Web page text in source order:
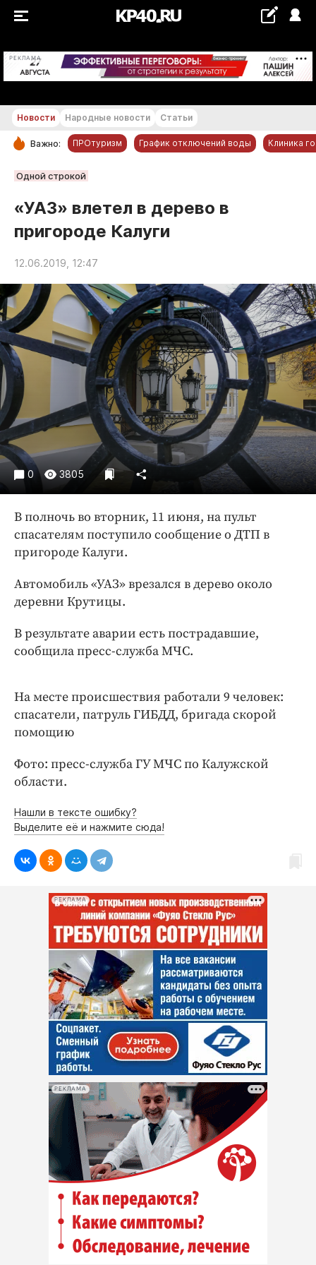
РЕКЛАМА +21...+22 °С
РУБРИКИ
Обнинск
Новости компаний
Статьи
Народные новости
Авто и транспорт
Благоустройство
Криминал
Культура
Недвижимость и ЖКХ
Образование
Общество
Погода
Праздники
Происшествия
Спорт
Экономика и бизнес
ПРОЕКТЫ
Издания
Интересное чтиво
Клиника года
Работодатель года
Новости Народные новости Статьи
Важно: ПРОтуризм График отключений воды Клиника
Одной строкой
«УАЗ» влетел в дерево в
пригороде Калуги
12.06.2019, 12:47
0 3805
В полночь во вторник, 11 июня, на пульт
спасателям поступило сообщение о ДТП в
пригороде Калуги.
Автомобиль «УАЗ» врезался в дерево около
деревни Крутицы.
В результате аварии есть пострадавшие,
сообщила пресс-служба МЧС.
На месте происшествия работали 9 человек:
спасатели, патруль ГИБДД, бригада скорой
помощию
Фото: пресс-служба ГУ МЧС по Калужской
области.
Нашли в тексте ошибку?
Выделите её и нажмите сюда!
РЕКЛАМА
РЕКЛАМА